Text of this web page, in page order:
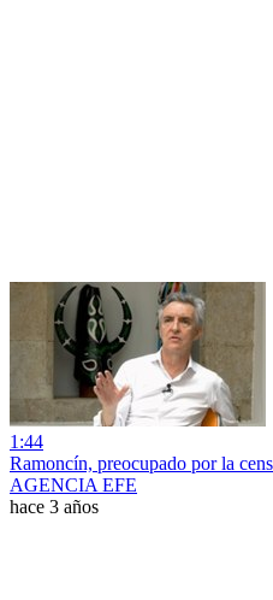
1:44
Ramoncín, preocupado por la
AGENCIA EFE
hace 3 años